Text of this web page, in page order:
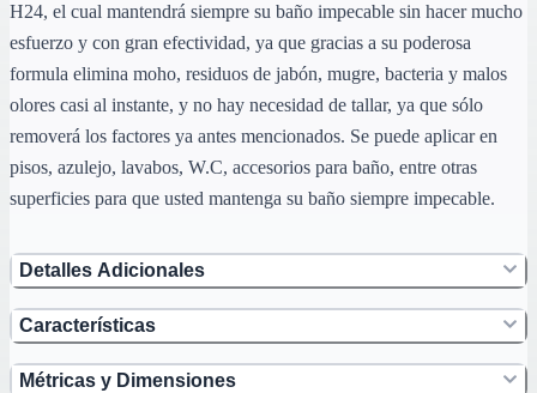
H24, el cual mantendrá siempre su baño impecable sin hacer mucho
esfuerzo y con gran efectividad, ya que gracias a su poderosa
formula elimina moho, residuos de jabón, mugre, bacteria y malos
olores casi al instante, y no hay necesidad de tallar, ya que sólo
removerá los factores ya antes mencionados. Se puede aplicar en
pisos, azulejo, lavabos, W.C, accesorios para baño, entre otras
superficies para que usted mantenga su baño siempre impecable.
Detalles Adicionales
Características
Métricas y Dimensiones